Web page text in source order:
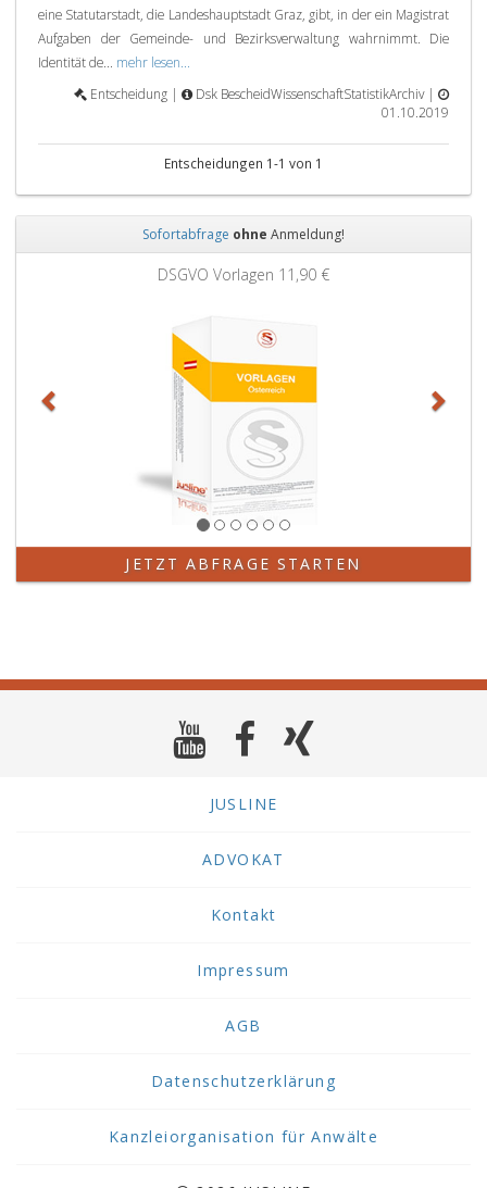
eine Statutarstadt, die Landeshauptstadt Graz, gibt, in der ein Magistrat
Aufgaben der Gemeinde- und Bezirksverwaltung wahrnimmt. Die
Identität de... mehr lesen...
Entscheidung |
Dsk BescheidWissenschaftStatistikArchiv |
01.10.2019
Entscheidungen 1-1 von 1
Sofortabfrage ohne Anmeldung!
DSGVO Vorlagen 11,90 €
JETZT ABFRAGE STARTEN
JUSLINE
ADVOKAT
Kontakt
Impressum
AGB
Datenschutzerklärung
Kanzleiorganisation für Anwälte